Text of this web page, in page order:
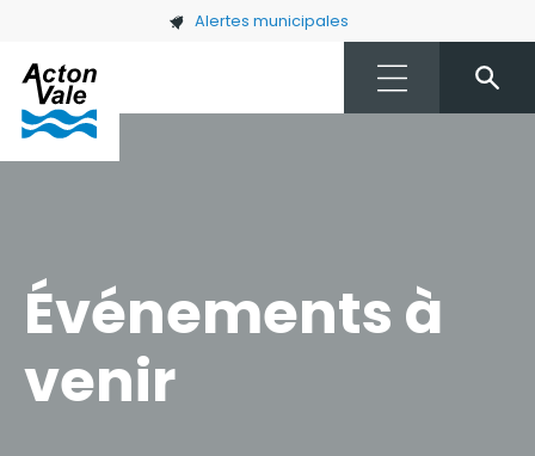
Skip to main content Alertes municipales
Événements à
venir